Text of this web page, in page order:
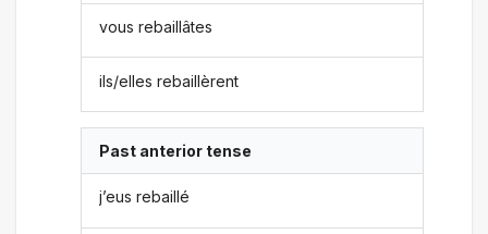
vous rebaillâtes
ils/elles rebaillèrent
Past anterior tense
j’eus rebaillé